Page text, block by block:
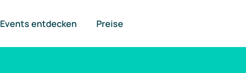
Events entdecken Preise